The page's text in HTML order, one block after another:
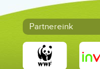
Partnereink